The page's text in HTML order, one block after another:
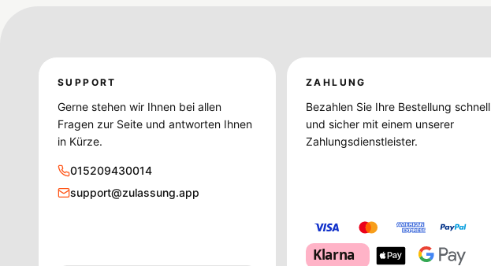
SUPPORT
Gerne stehen wir Ihnen bei allen
Fragen zur Seite und antworten Ihnen
in Kürze.
015209430014
support@zulassung.app
ZAHLUNG
Bezahlen Sie Ihre Bestellung schnell
und sicher mit einem unserer
Zahlungsdienstleister.
Klarna